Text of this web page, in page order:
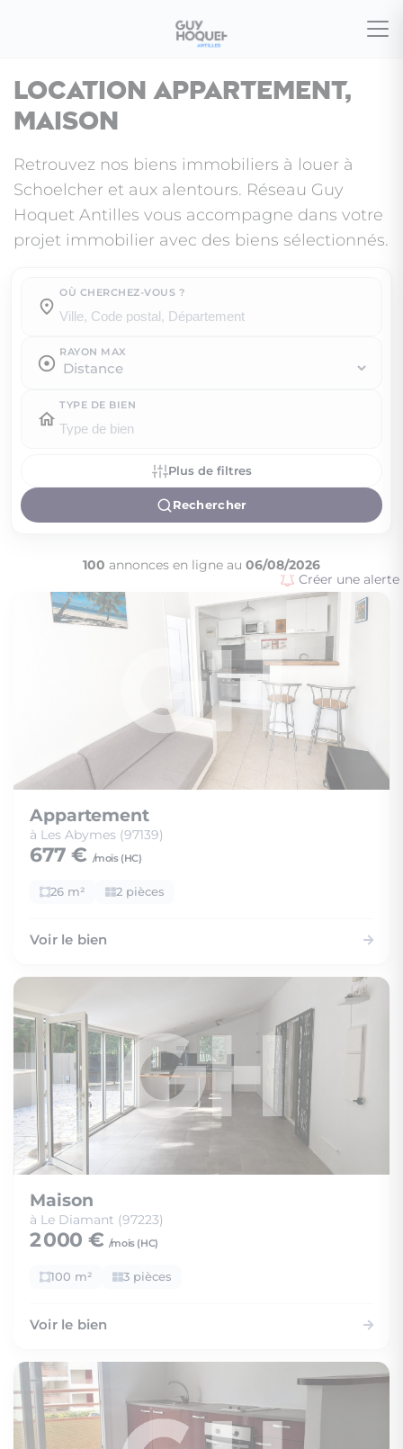
Location appartement,
maison
Retrouvez nos biens immobiliers à louer à
Schoelcher et aux alentours. Réseau Guy
Hoquet Antilles vous accompagne dans votre
projet immobilier avec des biens sélectionnés.
OÙ CHERCHEZ-VOUS ?
RAYON MAX
TYPE DE BIEN
Plus de filtres
Rechercher
100 annonces en ligne au 06/08/2026
Créer une alerte
Appartement
à Les Abymes (97139)
677 € /mois (HC)
26 m² 2 pièces
Voir le bien
Maison
à Le Diamant (97223)
2 000 € /mois (HC)
100 m² 3 pièces
Voir le bien